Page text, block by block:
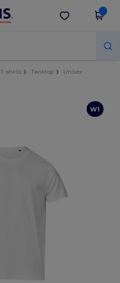
Hent app
T-shirts Tanktop
Unisex
W1